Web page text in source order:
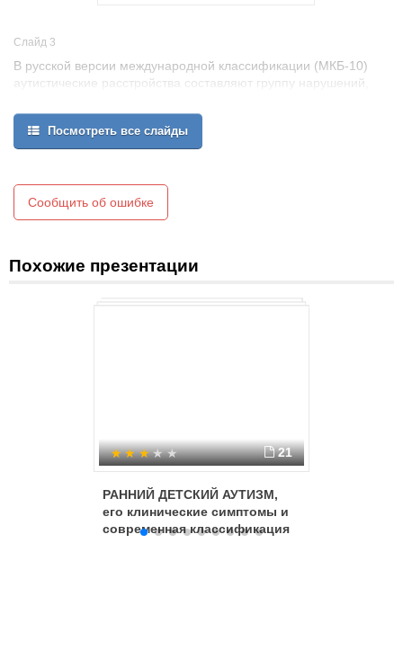
Слайд 3
В русской версии международной классификации (МКБ-10)
аутистические расстройства составляют группу нарушений,
определяются следующим образом: группа расстройств,
характеризующаяся качественными аномалиями в социальном
взаимодействии и общении и ограниченным, стереотипным,
Посмотреть все слайды
Сообщить об ошибке
Похожие презентации
21
РАННИЙ ДЕТСКИЙ АУТИЗМ,
его клинические симптомы и
современная классификация